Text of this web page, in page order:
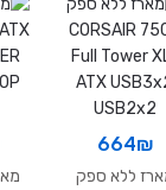
664₪
ללא ספק